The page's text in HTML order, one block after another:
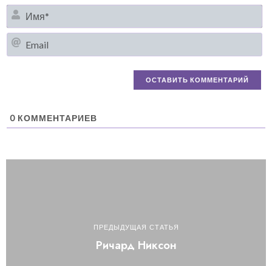
0 КОММЕНТАРИЕВ
ПРЕДЫДУЩАЯ СТАТЬЯ
Ричард Никсон